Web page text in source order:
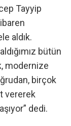
Tayyip
aldık.
bütün
modernize
birçok
vererek
dedi.